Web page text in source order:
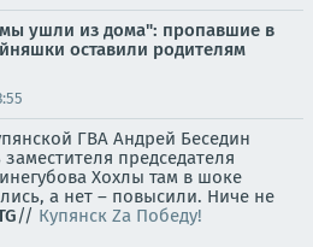
ушли из дома": пропавшие в
оставили родителям
ГВА Андрей Беседин
председателя
Хохлы там в шоке
а нет – повысили. Ниче не
// Купянск Za Победу!